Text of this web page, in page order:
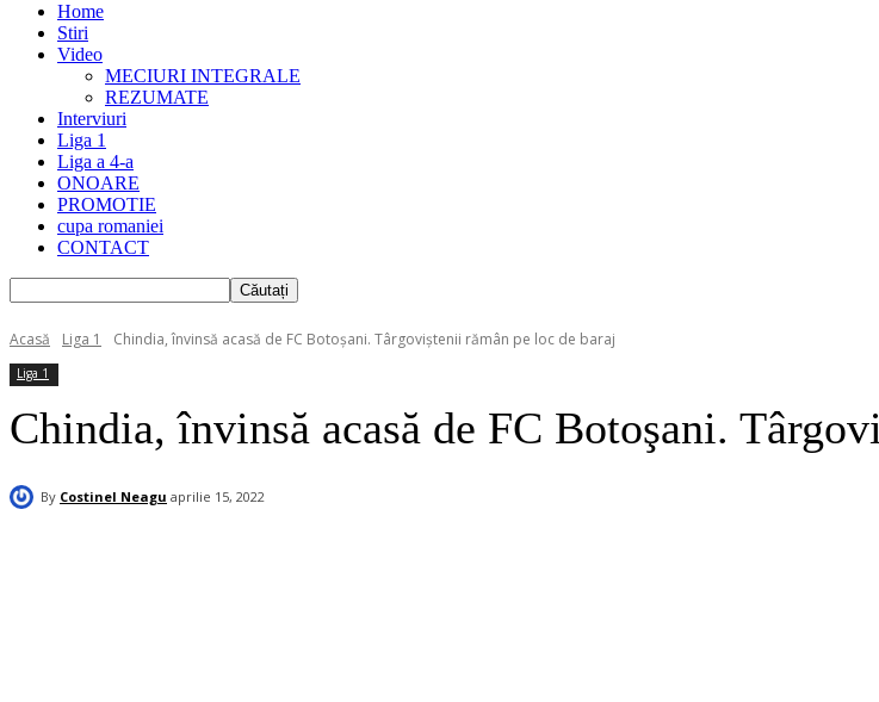
Home
Stiri
Video
MECIURI INTEGRALE
REZUMATE
Interviuri
Liga 1
Liga a 4-a
ONOARE
PROMOTIE
cupa romaniei
CONTACT
Acasă Liga 1 Chindia, învinsă acasă de FC Botoşani. Târgoviştenii rămân pe loc de baraj
Liga 1
Chindia, învinsă acasă de FC Botoşani.
By Costinel Neagu aprilie 15, 2022